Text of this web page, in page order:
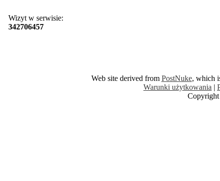
Wizyt w serwisie:
342706457
Web site derived from PostNuke, which
Warunki użytkowania |